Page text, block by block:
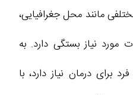
مانند محل جغرافیایی،
نیاز بستگی دارد. به
برای درمان نیاز دارد، با